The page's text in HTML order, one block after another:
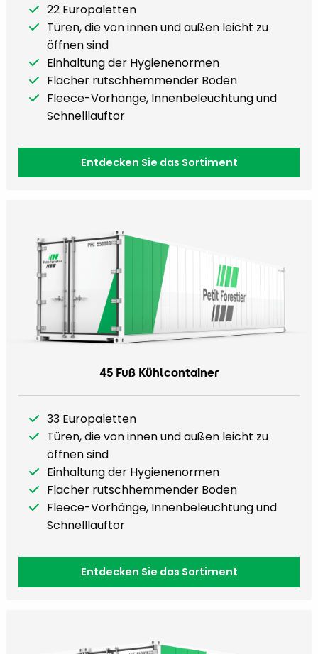
22 Europaletten
Türen, die von innen und außen leicht zu
öffnen sind
Einhaltung der Hygienenormen
Flacher rutschhemmender Boden
Fleece-Vorhänge, Innenbeleuchtung und
Schnelllauftor
Entdecken Sie das Sortiment
45 Fuß Kühlcontainer
33 Europaletten
Türen, die von innen und außen leicht zu
öffnen sind
Einhaltung der Hygienenormen
Flacher rutschhemmender Boden
Fleece-Vorhänge, Innenbeleuchtung und
Schnelllauftor
Entdecken Sie das Sortiment